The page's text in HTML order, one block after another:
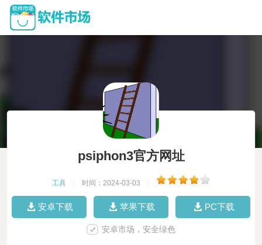
psiphon3官方网址
工具 时间：2024-03-03
安卓下载 苹果下载 PC下载
安卓市场，安全绿色